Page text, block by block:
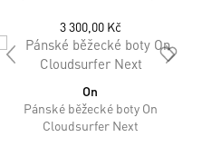
3 300,00 Kč
On
Pánské běžecké boty On
Cloudsurfer Next